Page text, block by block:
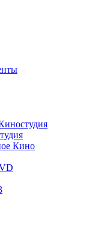
Кино